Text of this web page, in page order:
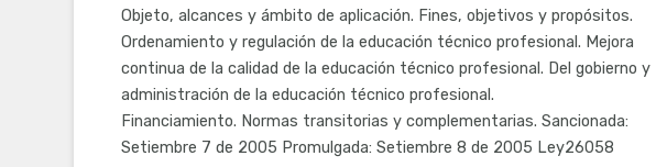
Objeto, alcances y ámbito de aplicación. Fines, objetivos y propósitos.
Ordenamiento y regulación de la educación técnico profesional. Mejora
continua de la calidad de la educación técnico profesional. Del gobierno y
administración de la educación técnico profesional.
Financiamiento. Normas transitorias y complementarias. Sancionada:
Setiembre 7 de 2005 Promulgada: Setiembre 8 de 2005 Ley26058